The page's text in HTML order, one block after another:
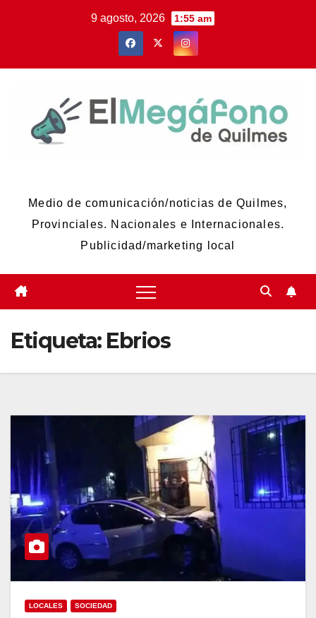
9 agosto, 2026 1:55 am
Medio de comunicación/noticias de Quilmes,
Provinciales. Nacionales e Internacionales.
Publicidad/marketing local
Etiqueta: Ebrios
LOCALES SOCIEDAD